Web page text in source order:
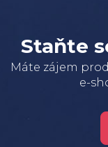
Staňte
Máte zájem
e-